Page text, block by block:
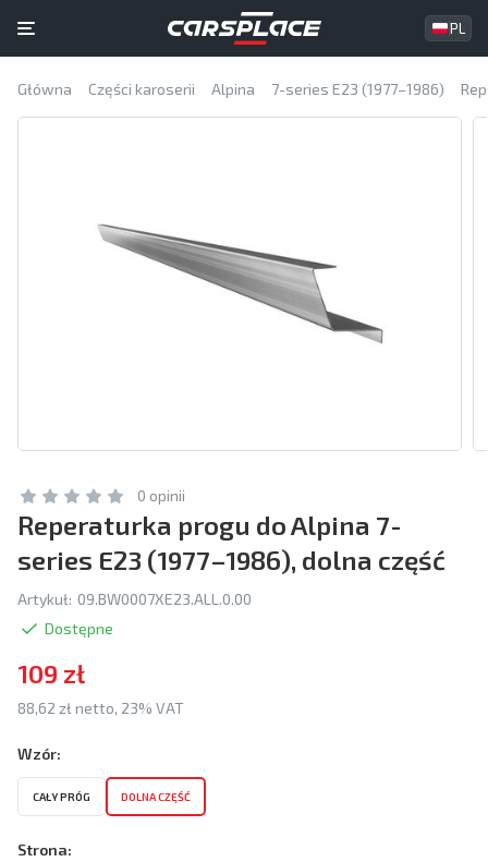
PL
Główna Części karoserii Alpina 7-series E23 (1977–1986)
0 opinii
Reperaturka progu do Alpina 7-
series E23 (1977–1986), dolna część
Artykuł: 09.BW0007XE23.ALL.0.00
Dostępne
109 zł
88,62 zł netto, 23% VAT
Wzór:
CAŁY PRÓG DOLNA CZĘŚĆ
Strona: